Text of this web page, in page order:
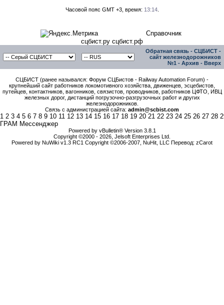
Часовой пояс GMT +3, время: 13:14.
Справочник
сцбист.ру сцбист.рф
Обратная связь - СЦБИСТ -
сайт железнодорожников
№1 - Архив - Вверх
СЦБИСТ (ранее назывался: Форум СЦБистов - Railway Automation Forum) -
крупнейший сайт работников локомотивного хозяйства, движенцев, эсцебистов,
путейцев, контактников, вагонников, связистов, проводников, работников ЦФТО, ИВЦ
железных дорог, дистанций погрузочно-разгрузочных работ и других
железнодорожников.
Связь с администрацией сайта: admin@scbist.com
1 2 3 4 5 6 7 8 9 10 11 12 13 14 15 16 17 18 19 20 21 22 23 24 25 26 27 28
ГРАМ Мессенджер
Powered by vBulletin® Version 3.8.1
Copyright ©2000 - 2026, Jelsoft Enterprises Ltd.
Powered by NuWiki v1.3 RC1 Copyright ©2006-2007, NuHit, LLC Перевод: zCarot